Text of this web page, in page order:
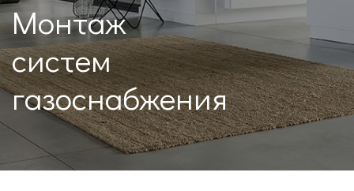
Монтаж
систем
газоснабжения